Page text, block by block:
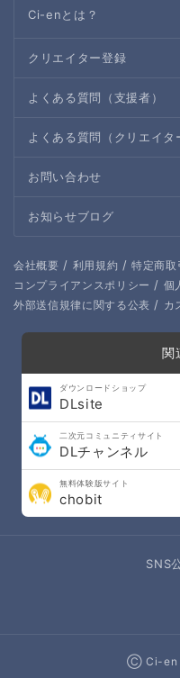
Ci-enとは？
クリエイター登録
よくある質問（支援者）
よくある質問（クリエイタ
お問い合わせ
お知らせブログ
会社概要 / 利用規約 / 特定商取
コンプライアンスポリシー / 個
外部送信規律に関する公表 / カ
関
ダウンロードショップ
DLsite
二次元コミュニティサイト
DLチャンネル
無料体験版サイト
chobit
SNS
Ⓒ Ci-en /